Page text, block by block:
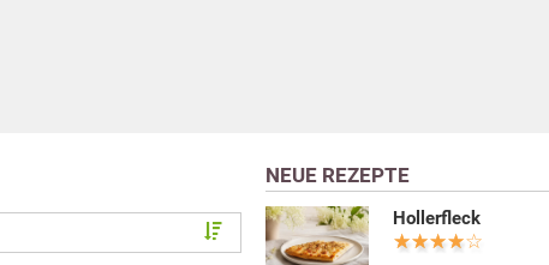
NEUE REZEPTE
Hollerfleck